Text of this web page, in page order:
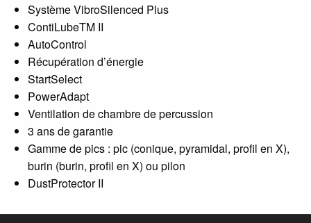
Système VibroSilenced Plus
ContiLubeTM II
AutoControl
Récupération d’énergie
StartSelect
PowerAdapt
Ventilation de chambre de percussion
3 ans de garantie
Gamme de pics : pic (conique, pyramidal, profil en X),
burin (burin, profil en X) ou pilon
DustProtector II